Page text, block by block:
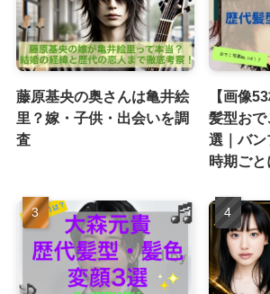
藤原基央の奥さんは亀井絵
里？嫁・子供・出会いを調
査
【画像
髪型お
選｜バ
時期ご